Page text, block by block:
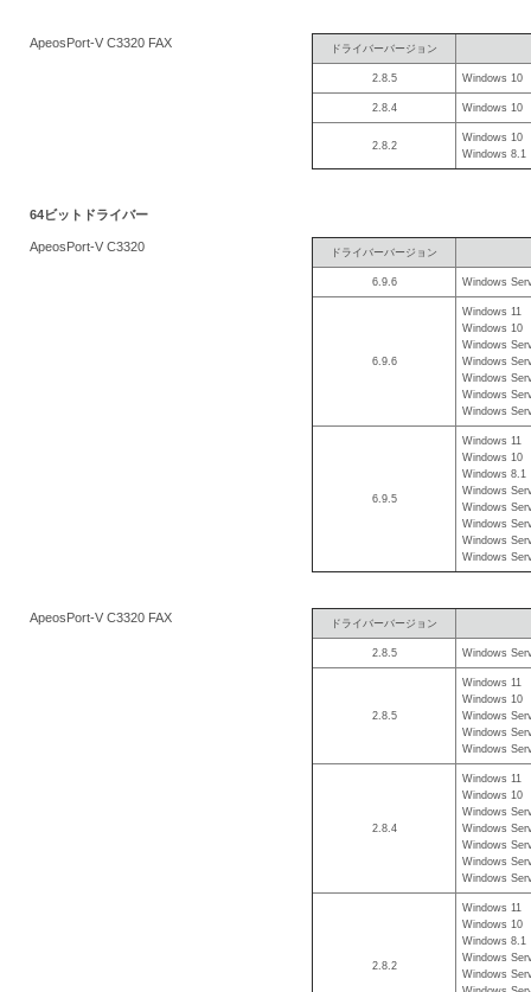
ApeosPort-V C3320 FAX ドライバーバージョン
2.8.5 Windows 10
2.8.4 Windows 10
2.8.2
Windows 10
Windows 8.1
64ビットドライバー
ApeosPort-V C3320 ドライバーバージョン
6.9.6 Windows
6.9.6
Windows 11
Windows 10
Windows
Windows
Windows
Windows
Windows
6.9.5
Windows 11
Windows 10
Windows 8.1
Windows
Windows
Windows
Windows
Windows
ApeosPort-V C3320 FAX ドライバーバージョン
2.8.5 Windows
2.8.5
Windows 11
Windows 10
Windows
Windows
Windows
2.8.4
Windows 11
Windows 10
Windows
Windows
Windows
Windows
Windows
2.8.2
Windows 11
Windows 10
Windows 8.1
Windows
Windows